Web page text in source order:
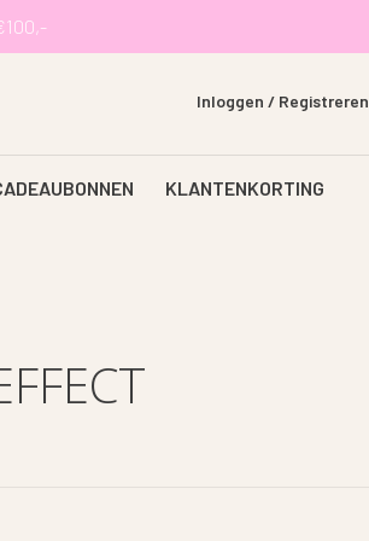
KLANTENKORTING
Inloggen / Registreren